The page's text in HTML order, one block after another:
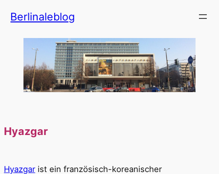
Inhalt
Berlinaleblog
Hyazgar
Hyazgar ist ein französisch-koreanischer